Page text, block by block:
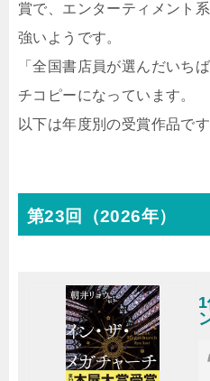
賞で、エンターティメント
強いようです。
「全国書店員が選んだいち
チコピーになっています。
以下は年度別の受賞作品です
第23回（2026年）